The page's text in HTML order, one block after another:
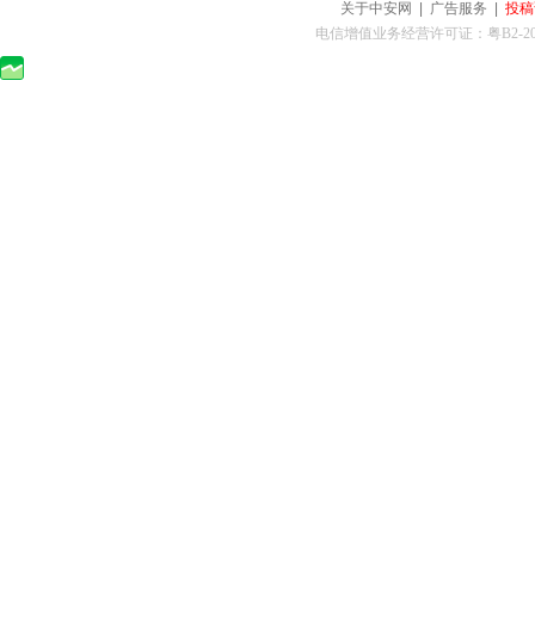
关于中安网 广告服务
投
电信增值业务经营许可证：粤